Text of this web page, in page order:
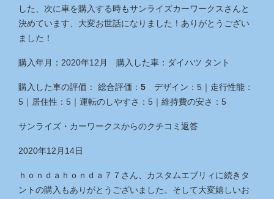
した、次に車を購入する時もサンライズカーワークスさんと
決めています、大変お世話になりました！ありがとうござい
ました！
購入年月： 2020年12月 購入した車： ダイハツ タント
購入した車の評価： 総合評価： 5 デザイン： 5 ｜ 走行性能：
5 ｜ 居住性： 5 ｜ 運転のしやすさ： 5 ｜ 維持費の安さ： 5
サンライズ・カーワークスからのクチコミ返答
2020年12月14日
ｈｏｎｄａｈｏｎｄａ７７さん、カスタムエブリィに続きタ
ントの購入もありがとうございました。そして大変嬉しいお